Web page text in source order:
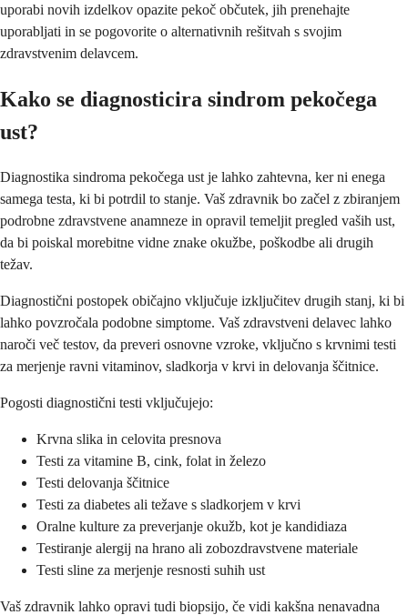
uporabi novih izdelkov opazite pekoč občutek, jih prenehajte
uporabljati in se pogovorite o alternativnih rešitvah s svojim
zdravstvenim delavcem.
Kako se diagnosticira sindrom pekočega
ust?
Diagnostika sindroma pekočega ust je lahko zahtevna, ker ni enega
samega testa, ki bi potrdil to stanje. Vaš zdravnik bo začel z zbiranjem
podrobne zdravstvene anamneze in opravil temeljit pregled vaših ust,
da bi poiskal morebitne vidne znake okužbe, poškodbe ali drugih
težav.
Diagnostični postopek običajno vključuje izključitev drugih stanj, ki bi
lahko povzročala podobne simptome. Vaš zdravstveni delavec lahko
naroči več testov, da preveri osnovne vzroke, vključno s krvnimi testi
za merjenje ravni vitaminov, sladkorja v krvi in delovanja ščitnice.
Pogosti diagnostični testi vključujejo:
Krvna slika in celovita presnova
Testi za vitamine B, cink, folat in železo
Testi delovanja ščitnice
Testi za diabetes ali težave s sladkorjem v krvi
Oralne kulture za preverjanje okužb, kot je kandidiaza
Testiranje alergij na hrano ali zobozdravstvene materiale
Testi sline za merjenje resnosti suhih ust
Vaš zdravnik lahko opravi tudi biopsijo, če vidi kakšna nenavadna